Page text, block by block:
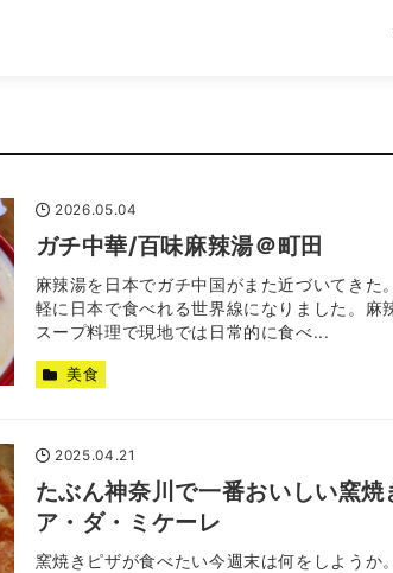
2026.05.04
ガチ中華/百味麻辣湯＠町田
麻辣湯を日本でガチ中国がまた近づいてき
軽に日本で食べれる世界線になりました。
スープ料理で現地では日常的に食べ...
美食
2025.04.21
たぶん神奈川で一番おいしい窯
ア・ダ・ミケーレ
窯焼きピザが食べたい今週末は何をしよう